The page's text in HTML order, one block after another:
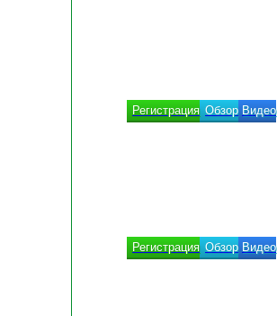
Регистрация Обзор Видео
Регистрация Обзор Видео